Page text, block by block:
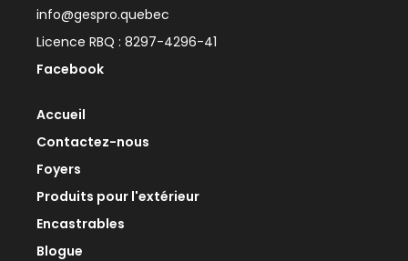
info@gespro.quebec
Licence RBQ : 8297-4296-41
Facebook
Accueil
Contactez-nous
Foyers
Produits pour l'extérieur
Encastrables
Blogue